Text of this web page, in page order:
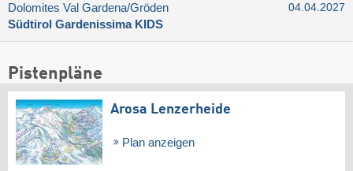
Dolomites Val Gardena/​Gröden
Südtirol Gardenissima KIDS
04.04.2027
Pistenpläne
Arosa Lenzerheide
Plan anzeigen